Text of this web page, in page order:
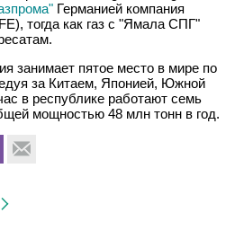
Германией компания
тогда как газ с "Ямала СПГ"
занимает пятое место в мире по
за Китаем, Японией, Южной
в республике работают семь
мощностью 48 млн тонн в год.